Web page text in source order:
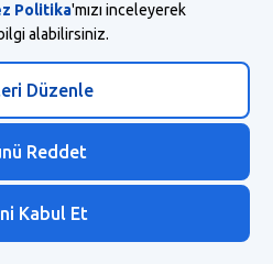
Politika'mızı inceleyerek
alabilirsiniz.
Düzenle
Reddet
Kabul Et
Başvuru Formu
Metni
Kredi Teknoloji